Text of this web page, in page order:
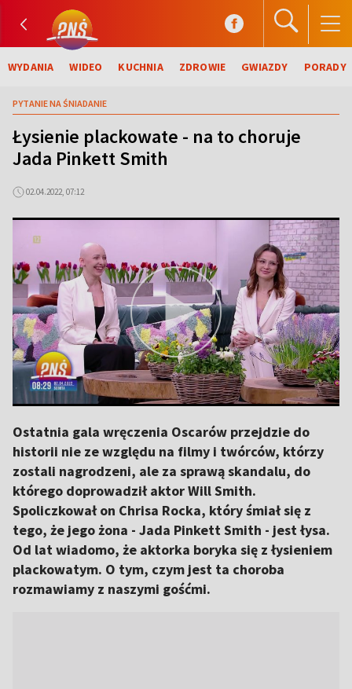
WYDANIA WIDEO KUCHNIA ZDROWIE GWIAZDY PORADY
PYTANIE NA ŚNIADANIE
Łysienie plackowate - na to choruje
Jada Pinkett Smith
02.04.2022, 07:12
Ostatnia gala wręczenia Oscarów przejdzie do
historii nie ze względu na filmy i twórców, którzy
zostali nagrodzeni, ale za sprawą skandalu, do
którego doprowadził aktor Will Smith.
Spoliczkował on Chrisa Rocka, który śmiał się z
tego, że jego żona - Jada Pinkett Smith - jest łysa.
Od lat wiadomo, że aktorka boryka się z łysieniem
plackowatym. O tym, czym jest ta choroba
rozmawiamy z naszymi gośćmi.